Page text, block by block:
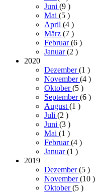
Juni (9 )
Mai (5 )
April (4 )
März (7 )
Februar(6 )
Januar(2 )
2020
Dezember(1 )
November(4 )
Oktober(5 )
September(6 )
August (1 )
Juli (2 )
Juni (3 )
Mai (1 )
Februar(4 )
Januar(1 )
2019
Dezember(5 )
November(10 )
Oktober(5 )